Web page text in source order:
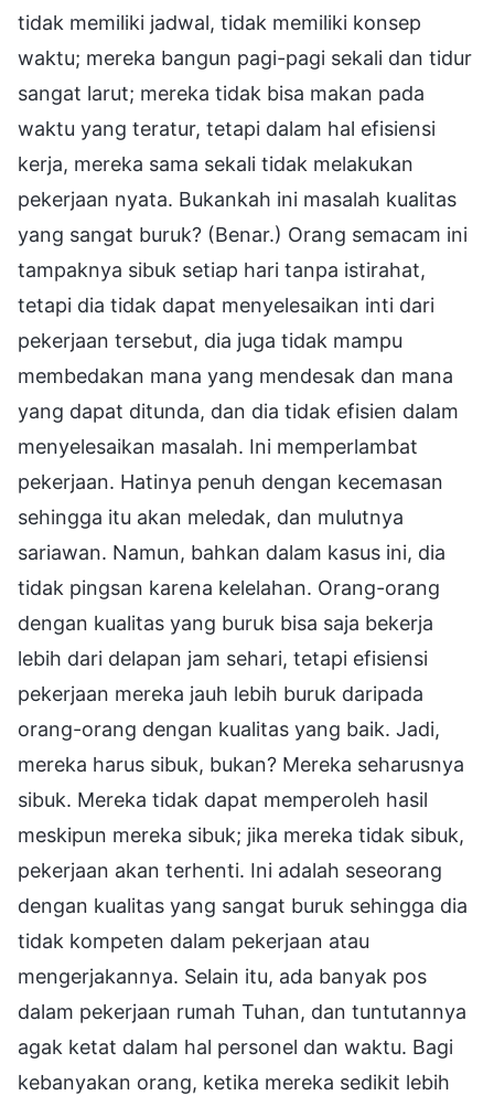
tidak memiliki jadwal, tidak memiliki konsep
waktu; mereka bangun pagi-pagi sekali dan tidur
sangat larut; mereka tidak bisa makan pada
waktu yang teratur, tetapi dalam hal efisiensi
kerja, mereka sama sekali tidak melakukan
pekerjaan nyata. Bukankah ini masalah kualitas
yang sangat buruk? (Benar.) Orang semacam ini
tampaknya sibuk setiap hari tanpa istirahat,
tetapi dia tidak dapat menyelesaikan inti dari
pekerjaan tersebut, dia juga tidak mampu
membedakan mana yang mendesak dan mana
yang dapat ditunda, dan dia tidak efisien dalam
menyelesaikan masalah. Ini memperlambat
pekerjaan. Hatinya penuh dengan kecemasan
sehingga itu akan meledak, dan mulutnya
sariawan. Namun, bahkan dalam kasus ini, dia
tidak pingsan karena kelelahan. Orang-orang
dengan kualitas yang buruk bisa saja bekerja
lebih dari delapan jam sehari, tetapi efisiensi
pekerjaan mereka jauh lebih buruk daripada
orang-orang dengan kualitas yang baik. Jadi,
mereka harus sibuk, bukan? Mereka seharusnya
sibuk. Mereka tidak dapat memperoleh hasil
meskipun mereka sibuk; jika mereka tidak sibuk,
pekerjaan akan terhenti. Ini adalah seseorang
dengan kualitas yang sangat buruk sehingga dia
tidak kompeten dalam pekerjaan atau
mengerjakannya. Selain itu, ada banyak pos
dalam pekerjaan rumah Tuhan, dan tuntutannya
agak ketat dalam hal personel dan waktu. Bagi
kebanyakan orang, ketika mereka sedikit lebih